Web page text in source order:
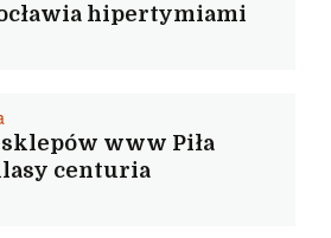
hipertymiami
www Piła
centuria